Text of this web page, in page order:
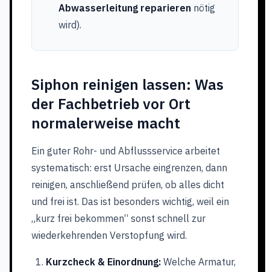
Abwasserleitung reparieren nötig
wird).
Siphon reinigen lassen: Was
der Fachbetrieb vor Ort
normalerweise macht
Ein guter Rohr- und Abflussservice arbeitet
systematisch: erst Ursache eingrenzen, dann
reinigen, anschließend prüfen, ob alles dicht
und frei ist. Das ist besonders wichtig, weil ein
„kurz frei bekommen“ sonst schnell zur
wiederkehrenden Verstopfung wird.
Kurzcheck & Einordnung: Welche Armatur,